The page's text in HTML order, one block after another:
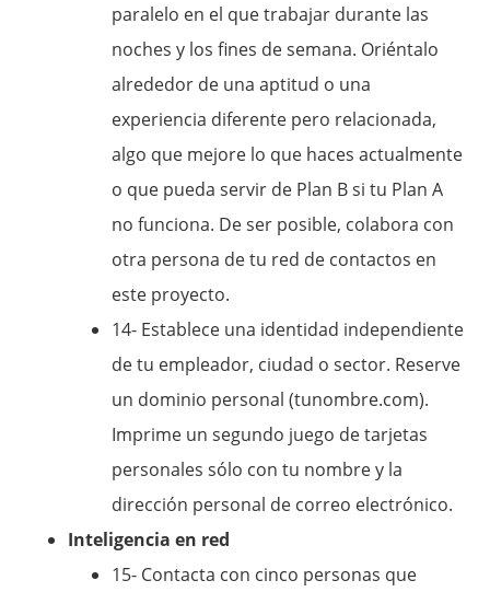
paralelo en el que trabajar durante las
noches y los fines de semana. Oriéntalo
alrededor de una aptitud o una
experiencia diferente pero relacionada,
algo que mejore lo que haces actualmente
o que pueda servir de Plan B si tu Plan A
no funciona. De ser posible, colabora con
otra persona de tu red de contactos en
este proyecto.
14- Establece una identidad independiente
de tu empleador, ciudad o sector. Reserve
un dominio personal (tunombre.com).
Imprime un segundo juego de tarjetas
personales sólo con tu nombre y la
dirección personal de correo electrónico.
Inteligencia en red
15- Contacta con cinco personas que